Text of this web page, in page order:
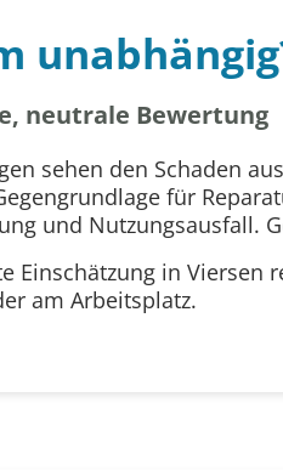
neutrale Bewertung
sehen den Schaden
für
und Nutzungsausfall.
Einschätzung in Viersen
am Arbeitsplatz.